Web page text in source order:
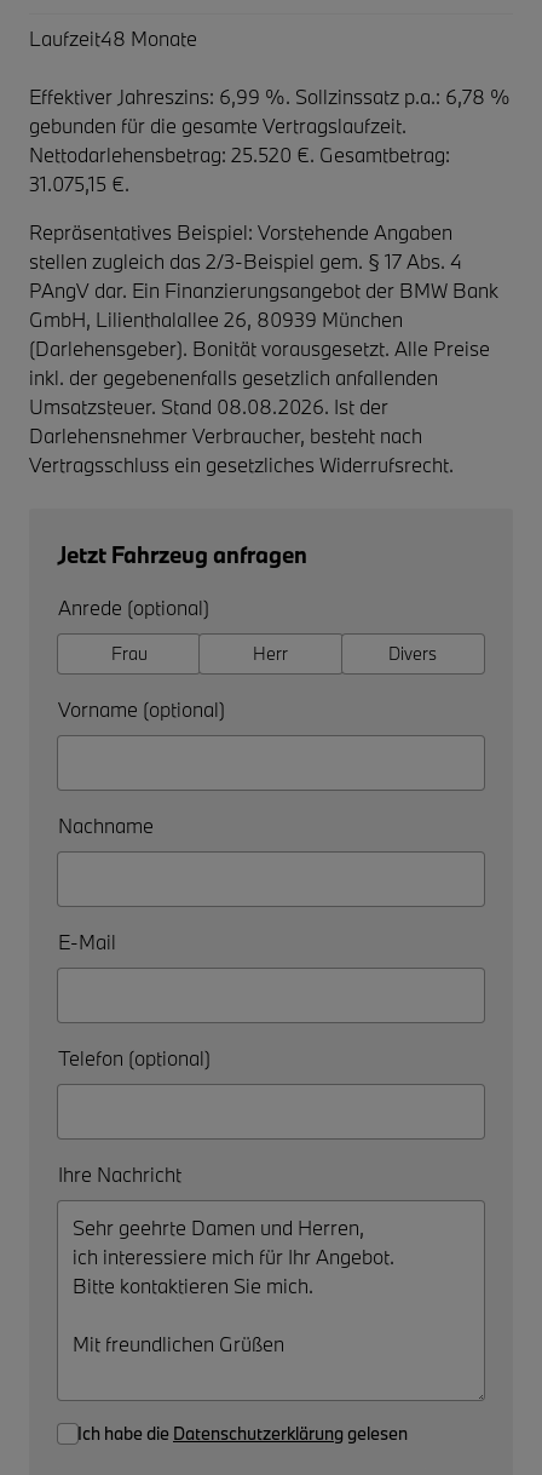
Laufzeit48 Monate
Effektiver Jahreszins: 6,99 %. Sollzinssatz p.a.: 6,78 %
gebunden für die gesamte Vertragslaufzeit.
Nettodarlehensbetrag: 25.520 €. Gesamtbetrag:
31.075,15 €.
Repräsentatives Beispiel: Vorstehende Angaben
stellen zugleich das 2/3-Beispiel gem. § 17 Abs. 4
PAngV dar. Ein Finanzierungsangebot der BMW Bank
GmbH, Lilienthalallee 26, 80939 München
(Darlehensgeber). Bonität vorausgesetzt. Alle Preise
inkl. der gegebenenfalls gesetzlich anfallenden
Umsatzsteuer. Stand 08.08.2026. Ist der
Darlehensnehmer Verbraucher, besteht nach
Vertragsschluss ein gesetzliches Widerrufsrecht.
Jetzt Fahrzeug anfragen
Anrede (optional)
Frau Herr Divers
Vorname (optional)
Nachname
E-Mail
Telefon (optional)
Ihre Nachricht
Ich habe die Datenschutzerklärung gelesen